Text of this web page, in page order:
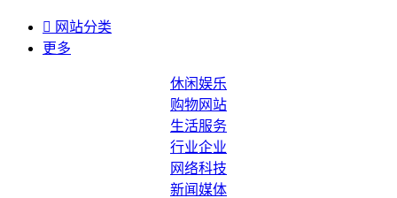
 网站分类
更多
休闲娱乐
购物网站
生活服务
行业企业
网络科技
新闻媒体